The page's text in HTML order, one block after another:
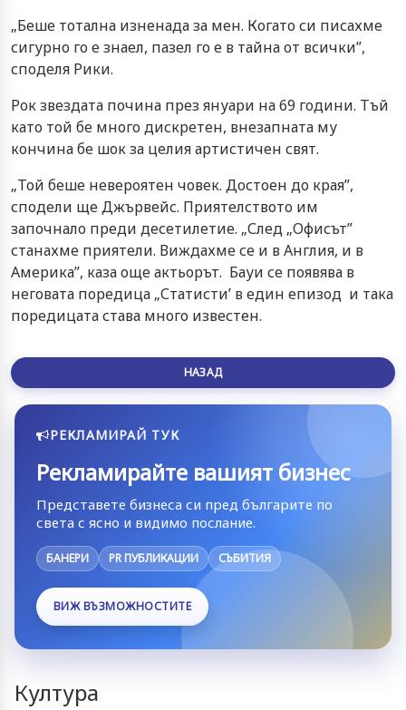
„Беше тотална изненада за мен. Когато си писахме
сигурно го е знаел, пазел го е в тайна от всички”,
споделя Рики.
Рок звездата почина през януари на 69 години. Тъй
като той бе много дискретен, внезапната му
кончина бе шок за целия артистичен свят.
„Той беше невероятен човек. Достоен до края”,
сподели ще Джървейс. Приятелството им
започнало преди десетилетие. „След „Офисът”
станахме приятели. Виждахме се и в Англия, и в
Америка”, каза още актьорът. Бауи се появява в
неговата поредица „Статисти’ в един епизод и така
поредицата става много известен.
НАЗАД
РЕКЛАМИРАЙ ТУК
Рекламирайте вашият бизнес
Представете бизнеса си пред българите по
света с ясно и видимо послание.
БАНЕРИ PR ПУБЛИКАЦИИ СЪБИТИЯ
ВИЖ ВЪЗМОЖНОСТИТЕ
Култура